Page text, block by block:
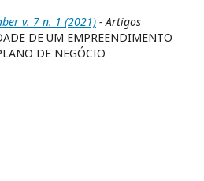
v. 7 n. 1 (2021) - Artigos
DE UM EMPREENDIMENTO
DE NEGÓCIO